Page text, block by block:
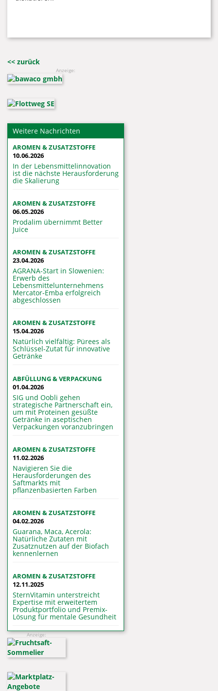
<< zurück
Anzeige:
Weitere Nachrichten
AROMEN & ZUSATZSTOFFE
10.06.2026
In der Lebensmittelinnovation
ist die nächste Herausforderung
die Skalierung
AROMEN & ZUSATZSTOFFE
06.05.2026
Prodalim übernimmt Better
Juice
AROMEN & ZUSATZSTOFFE
23.04.2026
AGRANA-Start in Slowenien:
Erwerb des
Lebensmittelunternehmens
Mercator-Emba erfolgreich
abgeschlossen
AROMEN & ZUSATZSTOFFE
15.04.2026
Natürlich vielfältig: Pürees als
Schlüssel-Zutat für innovative
Getränke
ABFÜLLUNG & VERPACKUNG
01.04.2026
SIG und Oobli gehen
strategische Partnerschaft ein,
um mit Proteinen gesüßte
Getränke in aseptischen
Verpackungen voranzubringen
AROMEN & ZUSATZSTOFFE
11.02.2026
Navigieren Sie die
Herausforderungen des
Saftmarkts mit
pflanzenbasierten Farben
AROMEN & ZUSATZSTOFFE
04.02.2026
Guarana, Maca, Acerola:
Natürliche Zutaten mit
Zusatznutzen auf der Biofach
kennenlernen
AROMEN & ZUSATZSTOFFE
12.11.2025
SternVitamin unterstreicht
Expertise mit erweitertem
Produktportfolio und Premix-
Lösung für mentale Gesundheit
Anzeige: